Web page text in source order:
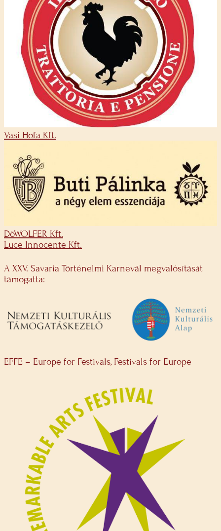
Vasi Hofa Kft.
DöWOLFER Kft.
Luce Innocente Kft.
A XXV. Savaria Történelmi Karnevál megvalósítását
támogatta:
EFFE – Europe for Festivals, Festivals for Europe